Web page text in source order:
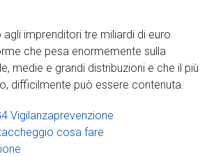
imprenditori tre miliardi di euro
che pesa enormemente sulla
medie e grandi distribuzioni e che il più
difficilmente può essere contenuta.
Vigilanzaprevenzione
cosa fare